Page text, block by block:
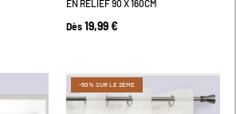
EN RELIEF 90 X 160CM
Dès 19,99 €
-50% SUR LE 2ÈME